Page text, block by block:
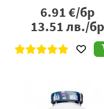
6.91€/бр
13.51лв./бр